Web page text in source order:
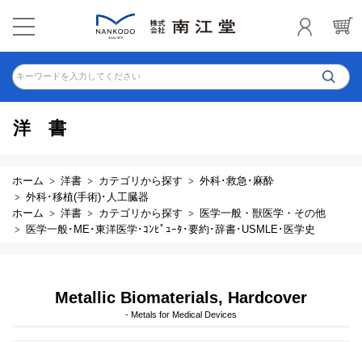
キーワードを入力してください
洋書
ホーム 洋書 カテゴリから探す
外科･救急･麻酔
外科･移植(手術)･人工臓器
ホーム
洋書 カテゴリから探す
医学一般・獣医学・その他
医学一般･ME･東洋医学･ｺﾝﾋﾟｭｰﾀ･要約･辞書･USMLE･医学史
Metallic Biomaterials, Hardcover
- Metals for Medical Devices